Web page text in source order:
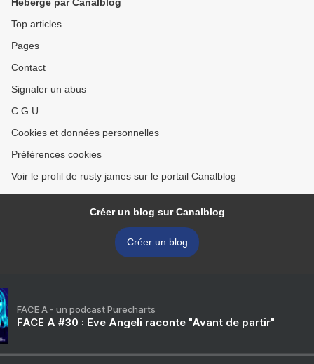
Top articles
Pages
Contact
Signaler un abus
C.G.U.
Cookies et données personnelles
Préférences cookies
Voir le profil de rusty james sur le portail Canalblog
Créer un blog sur Canalblog
Créer un blog
FACE A - un podcast Purecharts
FACE A #30 : Eve Angeli raconte "Avant de partir"